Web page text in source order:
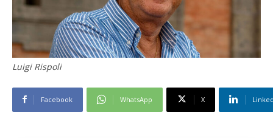
Luigi Rispoli
Facebook WhatsApp X